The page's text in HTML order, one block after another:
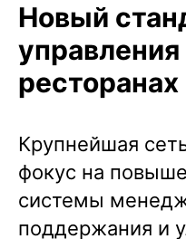
Новый
Крупнейшая
фокус на
системы
поддержания и